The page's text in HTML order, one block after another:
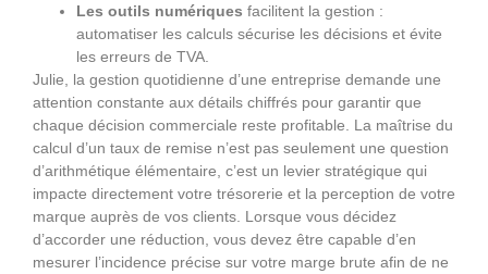
Les outils numériques facilitent la gestion :
automatiser les calculs sécurise les décisions et évite
les erreurs de TVA.
Julie, la gestion quotidienne d’une entreprise demande une
attention constante aux détails chiffrés pour garantir que
chaque décision commerciale reste profitable. La maîtrise du
calcul d’un taux de remise n’est pas seulement une question
d’arithmétique élémentaire, c’est un levier stratégique qui
impacte directement votre trésorerie et la perception de votre
marque auprès de vos clients. Lorsque vous décidez
d’accorder une réduction, vous devez être capable d’en
mesurer l’incidence précise sur votre marge brute afin de ne